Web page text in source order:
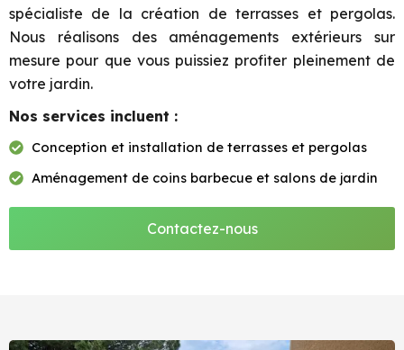
spécialiste de la création de terrasses et pergolas.
Nous réalisons des aménagements extérieurs sur
mesure pour que vous puissiez profiter pleinement de
votre jardin.
Nos services incluent :
Conception et installation de terrasses et pergolas
Aménagement de coins barbecue et salons de jardin
Contactez-nous